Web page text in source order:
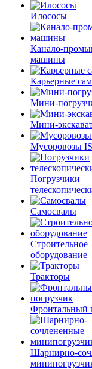
Илососы
Канало-
машины
Карьерные
Мини-
Мини-
Мусоровозы
Погрузчики
Самосвалы
Строительное
оборудование
Тракторы
Фронтальный
Шарнирно-